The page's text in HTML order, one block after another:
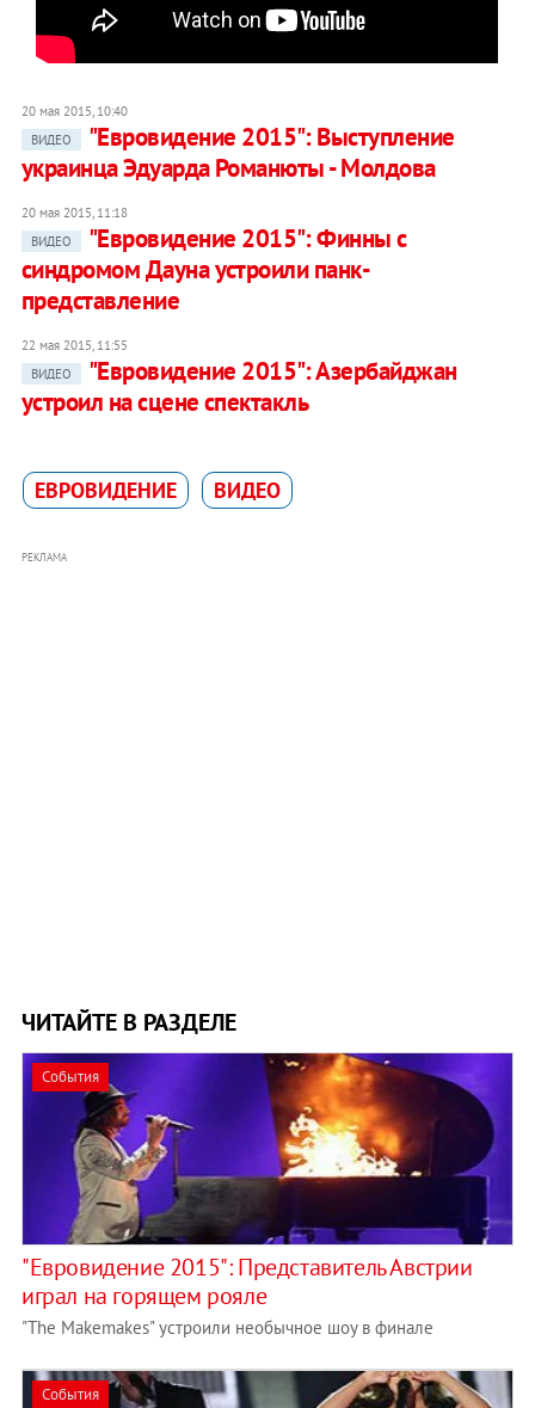
20 мая 2015, 10:40
ВИДЕО
"Евровидение 2015": Выступление
украинца Эдуарда Романюты - Молдова
20 мая 2015, 11:18
ВИДЕО
"Евровидение 2015": Финны с
синдромом Дауна устроили панк-
представление
22 мая 2015, 11:55
ВИДЕО
"Евровидение 2015": Азербайджан
устроил на сцене спектакль
ЕВРОВИДЕНИЕ ВИДЕО
РЕКЛАМА
ЧИТАЙТЕ В РАЗДЕЛЕ
События
"Евровидение 2015": Представитель Австрии
играл на горящем рояле
"The Makemakes" устроили необычное шоу в финале
События